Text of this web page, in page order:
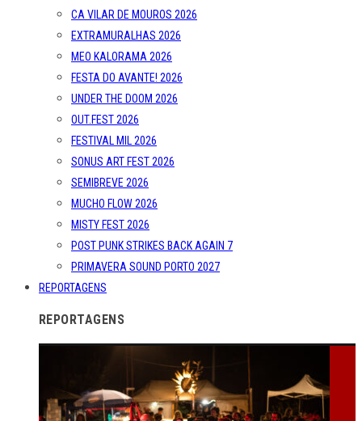
CA VILAR DE MOUROS 2026
EXTRAMURALHAS 2026
MEO KALORAMA 2026
FESTA DO AVANTE! 2026
UNDER THE DOOM 2026
OUT.FEST 2026
FESTIVAL MIL 2026
SONUS ART FEST 2026
SEMIBREVE 2026
MUCHO FLOW 2026
MISTY FEST 2026
POST PUNK STRIKES BACK AGAIN 7
PRIMAVERA SOUND PORTO 2027
REPORTAGENS
REPORTAGENS